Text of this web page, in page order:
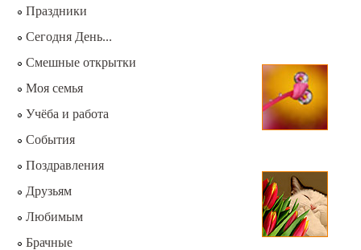
Праздники
Сегодня День...
Смешные открытки
Моя семья
Учёба и работа
События
Поздравления
Друзьям
Любимым
Брачные